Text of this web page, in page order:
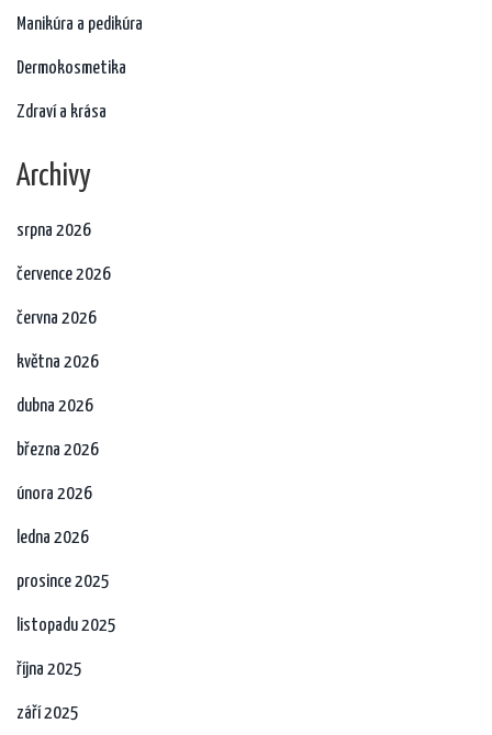
Manikúra a pedikúra
Dermokosmetika
Zdraví a krása
Archivy
srpna 2026
července 2026
června 2026
května 2026
dubna 2026
března 2026
února 2026
ledna 2026
prosince 2025
listopadu 2025
října 2025
září 2025